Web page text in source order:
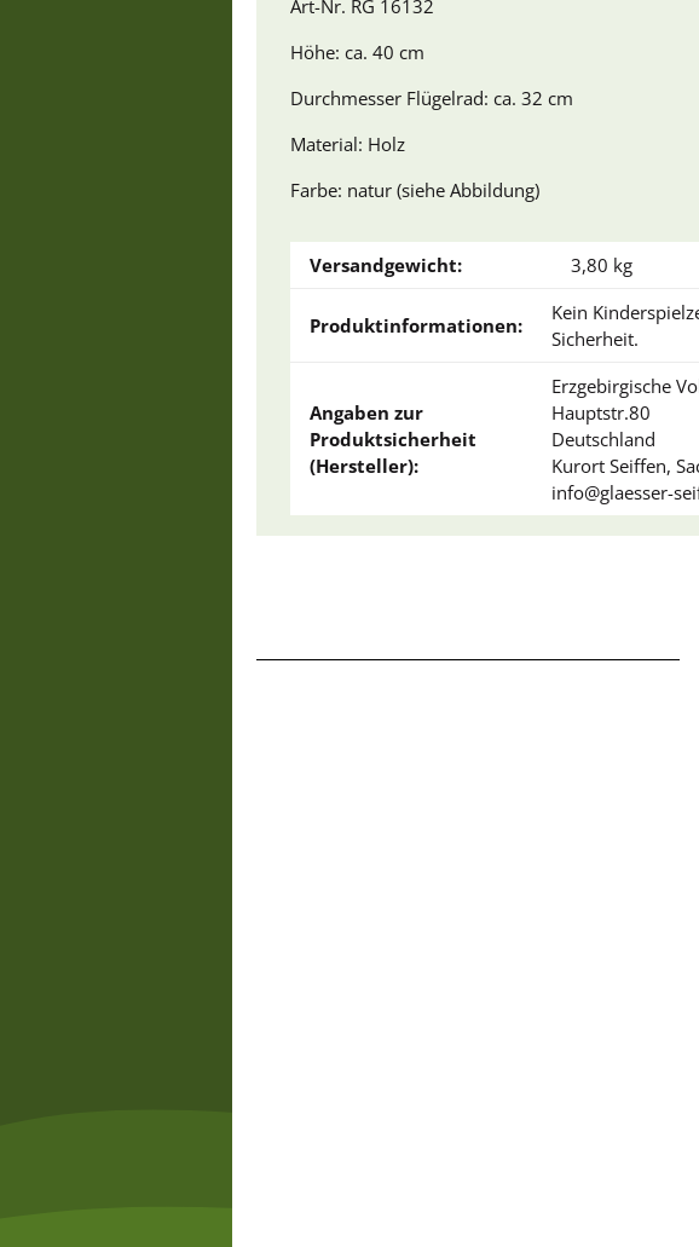
Art-Nr. RG 16132
Höhe: ca. 40 cm
Durchmesser Flügelrad: ca. 32 cm
Material: Holz
Farbe: natur (siehe Abbildung)
Versandgewicht: 3,80 kg
Produktinformationen:
Kein
Sicherheit.
Angaben zur
Produktsicherheit
(Hersteller):
Erzgebirgische
Hauptstr.80
Deutschland
Kurort Seiffen,
info@glaesser-